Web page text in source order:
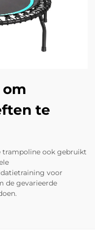
te
trampoline ook gebruikt
voor
de gevarieerde